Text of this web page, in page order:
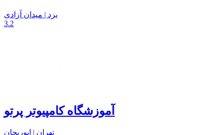
یزد | میدان آزادی
3.2
آموزشگاه کامپیوتر پرتو
تهران | ابوریحان